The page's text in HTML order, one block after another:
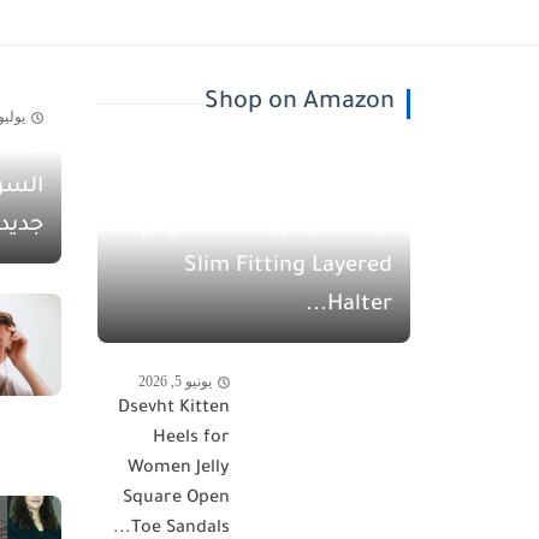
Shop on Amazon
Slim Fitting Layered
Halter...
يونيو 5, 2026
Dsevht Kitten
Heels for
Women Jelly
Square Open
Toe Sandals...
يوليو 30,